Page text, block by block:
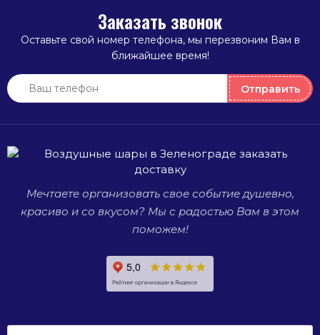
факторов:
список
приглашенных,
праздника.
в
Заказать звонок
Оставьте свой номер телефона, мы перезвоним Вам в
ближайшее время!
Отправить
Мечтаете организовать свое событие душевно,
красиво и со вкусом? Мы с радостью Вам в этом
поможем!